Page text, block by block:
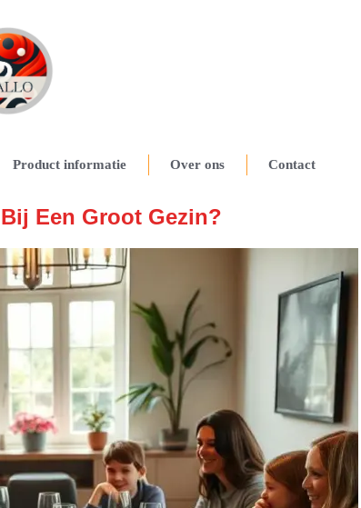
Product informatie Over ons Contact
Een Groot Gezin?